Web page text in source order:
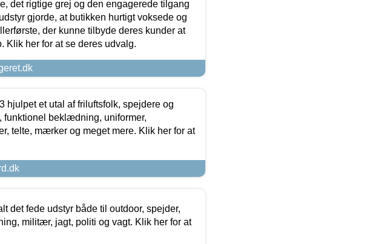
det rigtige grej og den engagerede tilgang
gjorde, at butikken hurtigt voksede og
der kunne tilbyde deres kunder at
Klik her for at se deres udvalg.
hjulpet et utal af friluftsfolk, spejdere og
funktionel beklædning, uniformer,
telte, mærker og meget mere. Klik her for at
det fede udstyr både til outdoor, spejder,
militær, jagt, politi og vagt. Klik her for at